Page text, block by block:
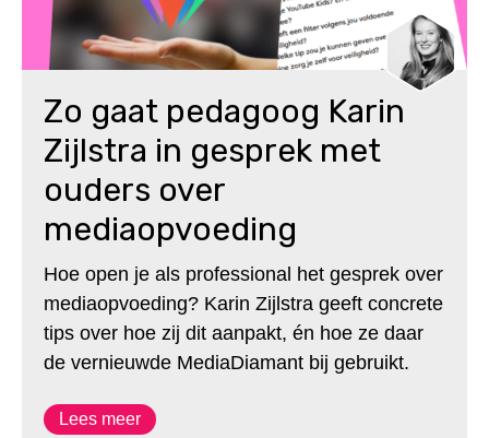
Zo gaat pedagoog Karin
Zijlstra in gesprek met
ouders over
mediaopvoeding
Hoe open je als professional het gesprek over
mediaopvoeding? Karin Zijlstra geeft concrete
tips over hoe zij dit aanpakt, én hoe ze daar
de vernieuwde MediaDiamant bij gebruikt.
Lees meer